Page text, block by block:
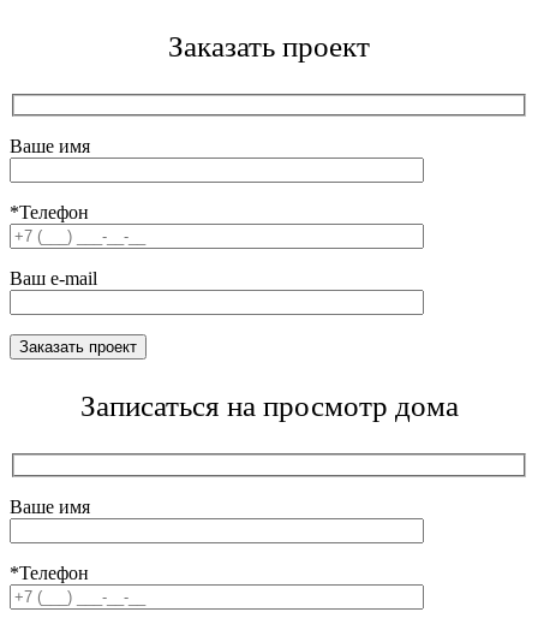
Заказать проект
Ваше имя
*Телефон
Ваш e-mail
Записаться на просмотр дома
Ваше имя
*Телефон